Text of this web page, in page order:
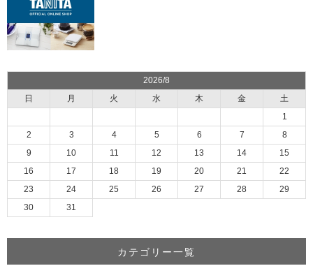
2026/8
日
月 火 水 木 金
土
1
2
3 4 5 6 7
8
9
10 11 12 13 14
15
16
17 18 19 20 21
22
23
24 25 26 27 28
29
30
31
カテゴリー一覧